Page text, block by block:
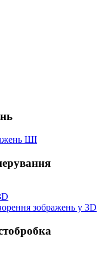
ШІ
зображень у 3D